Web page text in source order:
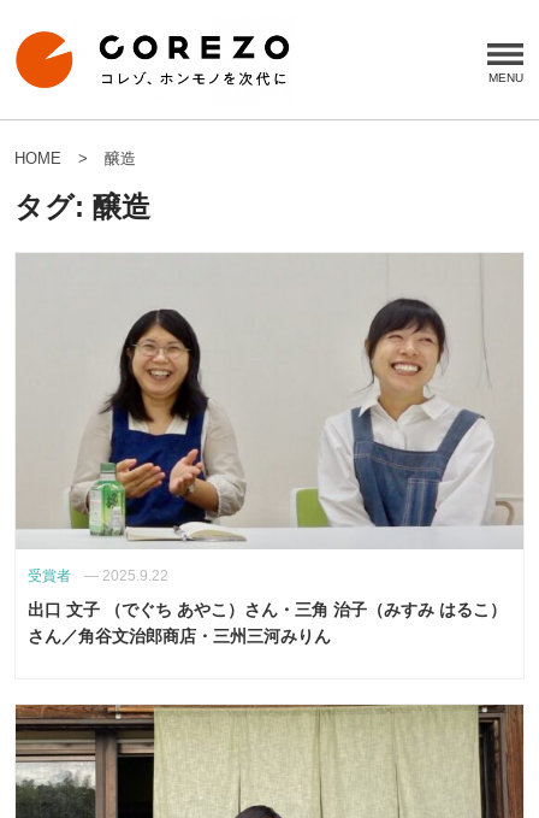
HOME 醸造
タグ: 醸造
受賞者 — 2025.9.22
出口 文子 （でぐち あやこ）さん・三角 治子（みすみ はるこ）
さん／角谷文治郎商店・三州三河みりん